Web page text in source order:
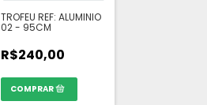
TROFEU REF: ALUMINIO
02 - 95CM
R$240,00